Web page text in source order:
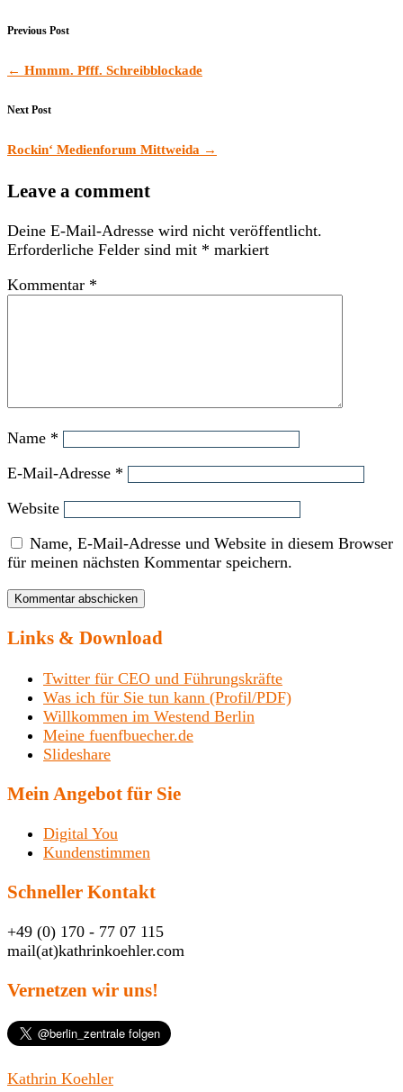
Previous Post
← Hmmm. Pfff. Schreibblockade
Next Post
Rockin‘ Medienforum Mittweida →
Leave a comment
Deine E-Mail-Adresse wird nicht veröffentlicht.
Erforderliche Felder sind mit * markiert
Kommentar *
Name *
E-Mail-Adresse *
Website
Name, E-Mail-Adresse und Website in diesem Browser
für meinen nächsten Kommentar speichern.
Links & Download
Twitter für CEO und Führungskräfte
Was ich für Sie tun kann (Profil/PDF)
Willkommen im Westend Berlin
Meine fuenfbuecher.de
Slideshare
Mein Angebot für Sie
Digital You
Kundenstimmen
Schneller Kontakt
+49 (0) 170 - 77 07 115
mail(at)kathrinkoehler.com
Vernetzen wir uns!
Kathrin Koehler